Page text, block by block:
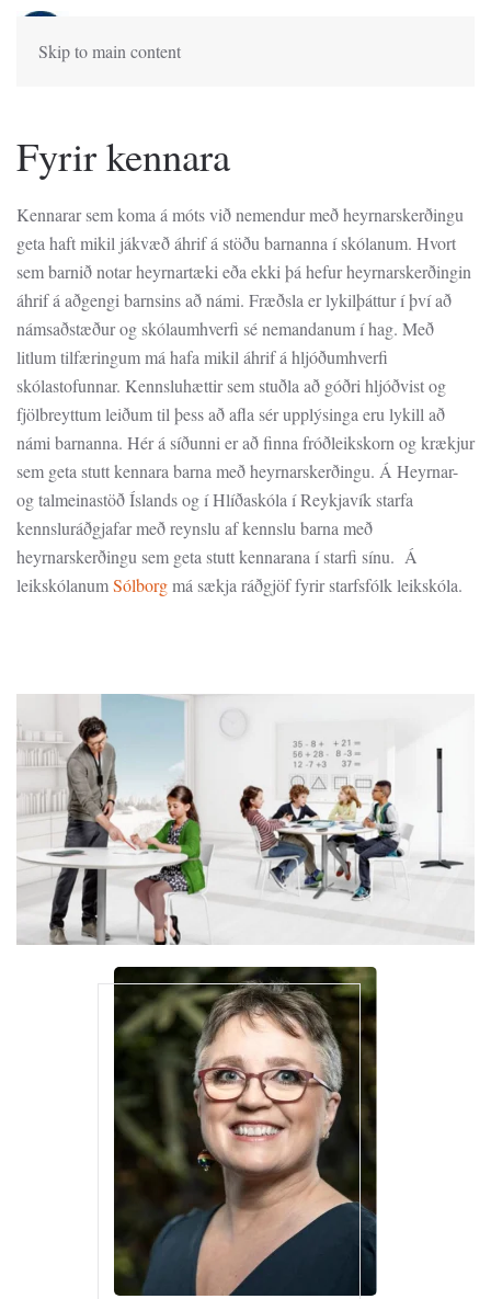
Skip to main content
Fyrir kennara
Kennarar sem koma á móts við nemendur með heyrnarskerðingu
geta haft mikil jákvæð áhrif á stöðu barnanna í skólanum. Hvort
sem barnið notar heyrnartæki eða ekki þá hefur heyrnarskerðingin
áhrif á aðgengi barnsins að námi. Fræðsla er lykilþáttur í því að
námsaðstæður og skólaumhverfi sé nemandanum í hag. Með
litlum tilfæringum má hafa mikil áhrif á hljóðumhverfi
skólastofunnar. Kennsluhættir sem stuðla að góðri hljóðvist og
fjölbreyttum leiðum til þess að afla sér upplýsinga eru lykill að
námi barnanna. Hér á síðunni er að finna fróðleikskorn og krækjur
sem geta stutt kennara barna með heyrnarskerðingu. Á Heyrnar-
og talmeinastöð Íslands og í Hlíðaskóla í Reykjavík starfa
kennsluráðgjafar með reynslu af kennslu barna með
heyrnarskerðingu sem geta stutt kennarana í starfi sínu. Á
leikskólanumSólborgmá sækja ráðgjöf fyrir starfsfólk leikskóla.